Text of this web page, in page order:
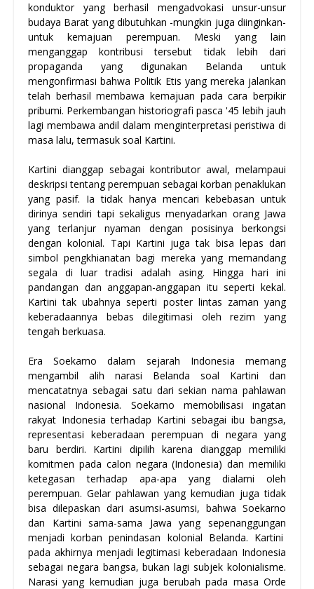
konduktor yang berhasil mengadvokasi unsur-unsur
budaya Barat yang dibutuhkan -mungkin juga diinginkan-
untuk kemajuan perempuan. Meski yang lain
menganggap kontribusi tersebut tidak lebih dari
propaganda yang digunakan Belanda untuk
mengonfirmasi bahwa Politik Etis yang mereka jalankan
telah berhasil membawa kemajuan pada cara berpikir
pribumi. Perkembangan historiografi pasca '45 lebih jauh
lagi membawa andil dalam menginterpretasi peristiwa di
masa lalu, termasuk soal Kartini.
Kartini dianggap sebagai kontributor awal, melampaui
deskripsi tentang perempuan sebagai korban penaklukan
yang pasif. Ia tidak hanya mencari kebebasan untuk
dirinya sendiri tapi sekaligus menyadarkan orang Jawa
yang terlanjur nyaman dengan posisinya berkongsi
dengan kolonial. Tapi Kartini juga tak bisa lepas dari
simbol pengkhianatan bagi mereka yang memandang
segala di luar tradisi adalah asing. Hingga hari ini
pandangan dan anggapan-anggapan itu seperti kekal.
Kartini tak ubahnya seperti poster lintas zaman yang
keberadaannya bebas dilegitimasi oleh rezim yang
tengah berkuasa.
Era Soekarno dalam sejarah Indonesia memang
mengambil alih narasi Belanda soal Kartini dan
mencatatnya sebagai satu dari sekian nama pahlawan
nasional Indonesia. Soekarno memobilisasi ingatan
rakyat Indonesia terhadap Kartini sebagai ibu bangsa,
representasi keberadaan perempuan di negara yang
baru berdiri. Kartini dipilih karena dianggap memiliki
komitmen pada calon negara (Indonesia) dan memiliki
ketegasan terhadap apa-apa yang dialami oleh
perempuan. Gelar pahlawan yang kemudian juga tidak
bisa dilepaskan dari asumsi-asumsi, bahwa Soekarno
dan Kartini sama-sama Jawa yang sepenanggungan
menjadi korban penindasan kolonial Belanda. Kartini
pada akhirnya menjadi legitimasi keberadaan Indonesia
sebagai negara bangsa, bukan lagi subjek kolonialisme.
Narasi yang kemudian juga berubah pada masa Orde